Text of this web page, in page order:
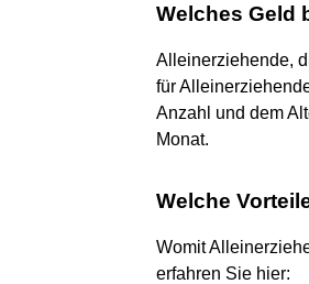
Welches Geld
Alleinerziehende,
für
Anzahl und dem
Monat.
Welche
Womit
erfahren Sie hier: